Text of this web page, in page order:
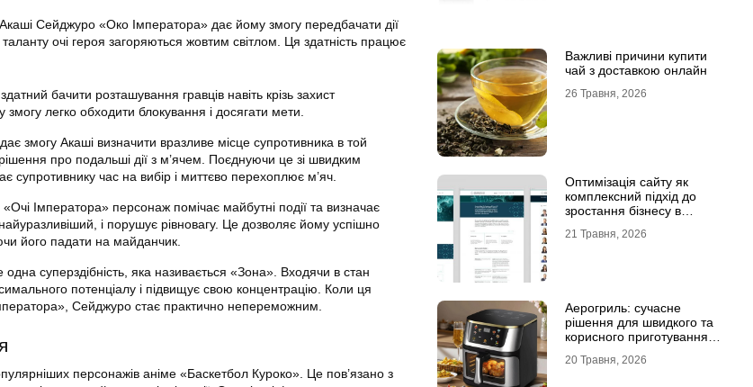
Сейджуро «Око Імператора» дає йому змогу передбачати дії
таланту очі героя загоряються жовтим світлом. Ця здатність працює
бачити розташування гравців навіть крізь захист
легко обходити блокування і досягати мети.
змогу Акаші визначити вразливе місце супротивника в той
про подальші дії з м’ячем. Поєднуючи це зі швидким
супротивнику час на вибір і миттєво перехоплює м’яч.
«Очі Імператора» персонаж помічає майбутні події та визначає
і порушує рівновагу. Це дозволяє йому успішно
його падати на майданчик.
суперздібність, яка називається «Зона». Входячи в стан
потенціалу і підвищує свою концентрацію. Коли ця
Сейджуро стає практично непереможним.
персонажів аніме «Баскетбол Куроко». Це пов’язано з
Важливі причини купити
чай з доставкою онлайн
26 Травня, 2026
Оптимізація сайту як
комплексний підхід до
зростання бізнесу в
21 Травня, 2026
Аерогриль: сучасне
рішення для швидкого та
корисного приготування
20 Травня, 2026